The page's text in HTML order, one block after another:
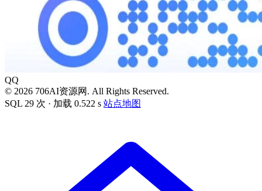
QQ
© 2026 706AI资源网. All Rights Reserved.
SQL 29 次 · 加载 0.522 s 站点地图